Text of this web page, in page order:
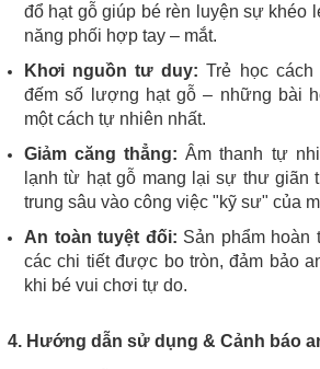
đổ hạt gỗ giúp bé rèn luyện sự khéo
năng phối hợp tay – mắt.
Khơi nguồn tư duy: Trẻ học cách
đếm số lượng hạt gỗ – những bài
một cách tự nhiên nhất.
Giảm căng thẳng: Âm thanh tự
lạnh từ hạt gỗ mang lại sự thư giãn
trung sâu vào công việc "kỹ sư" của
An toàn tuyệt đối: Sản phẩm hoàn
các chi tiết được bo tròn, đảm bảo
khi bé vui chơi tự do.
4. Hướng dẫn sử dụng & Cảnh báo